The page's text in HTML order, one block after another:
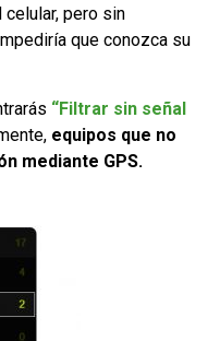
celular, pero sin
que conozca su
“Filtrar sin señal
equipos que no
mediante GPS.